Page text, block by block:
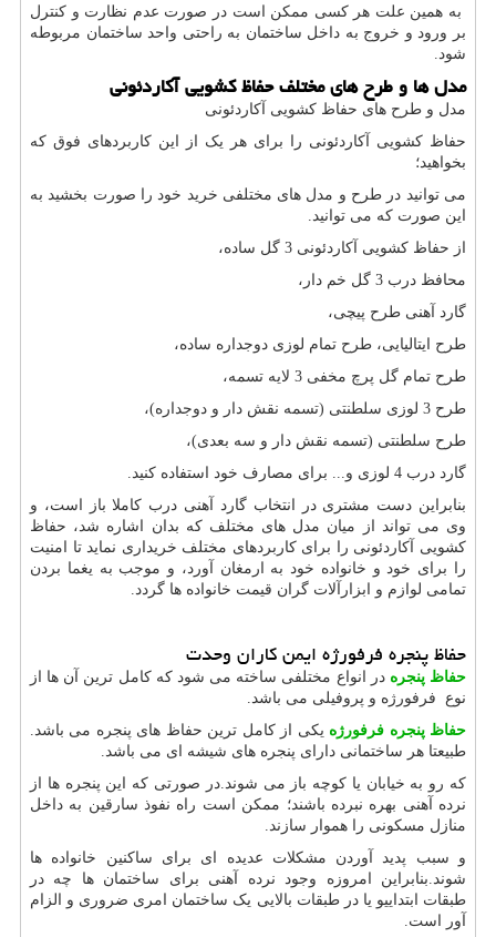
به همین علت هر کسی ممکن است در صورت عدم نظارت و کنترل
بر ورود و خروج به داخل ساختمان به راحتی واحد ساختمان مربوطه
شود.
مدل ها و طرح های مختلف حفاظ کشویی آکاردئونی
مدل و طرح های حفاظ کشویی آکاردئونی
حفاظ کشویی آکاردئونی را برای هر یک از این کاربردهای فوق که
بخواهید؛
می توانید در طرح و مدل های مختلفی خرید خود را صورت بخشید به
این صورت که می توانید.
از حفاظ کشویی آکاردئونی 3 گل ساده،
محافظ درب 3 گل خم دار،
گارد آهنی طرح پیچی،
طرح ایتالیایی، طرح تمام لوزی دوجداره ساده،
طرح تمام گل پرچ مخفی 3 لایه تسمه،
طرح 3 لوزی سلطنتی (تسمه نقش دار و دوجداره)،
طرح سلطنتی (تسمه نقش دار و سه بعدی)،
گارد درب 4 لوزی و... برای مصارف خود استفاده کنید.
بنابراین دست مشتری در انتخاب گارد آهنی درب کاملا باز است، و
وی می تواند از میان مدل های مختلف که بدان اشاره شد، حفاظ
کشویی آکاردئونی را برای کاربردهای مختلف خریداری نماید تا امنیت
را برای خود و خانواده خود به ارمغان آورد، و موجب به یغما بردن
تمامی لوازم و ابزارآلات گران قیمت خانواده ها گردد.
حفاظ پنجره فرفورژه ایمن کاران وحدت
حفاظ پنجره در انواع مختلفی ساخته می شود که کامل ترین آن ها از
نوع فرفورژه و پروفیلی می باشد.
حفاظ پنجره فرفورژه یکی از کامل ترین حفاظ های پنجره می باشد.
طبیعتا هر ساختمانی دارای پنجره های شیشه ای می باشد.
که رو به خیابان یا کوچه باز می شوند.در صورتی که این پنجره ها از
نرده آهنی بهره نبرده باشند؛ ممکن است راه نفوذ سارقین به داخل
منازل مسکونی را هموار سازند.
و سبب پدید آوردن مشکلات عدیده ای برای ساکنین خانواده ها
شوند.بنابراین امروزه وجود نرده آهنی برای ساختمان ها چه در
طبقات ابتداییو یا در طبقات بالایی یک ساختمان امری ضروری و الزام
آور است.